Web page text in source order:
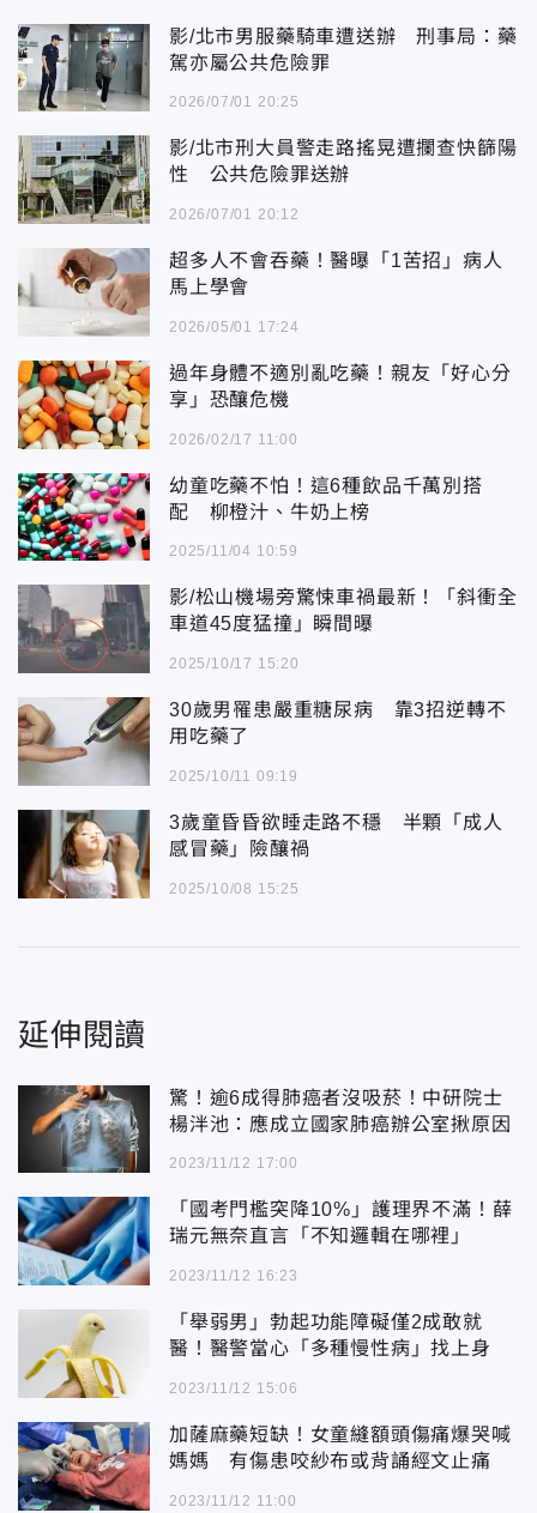
影/北市男服藥騎車遭送辦 刑事局：藥
駕亦屬公共危險罪
2026/07/01 20:25
影/北市刑大員警走路搖晃遭攔查快篩陽
性 公共危險罪送辦
2026/07/01 20:12
超多人不會吞藥！醫曝「1苦招」病人
馬上學會
2026/05/01 17:24
過年身體不適別亂吃藥！親友「好心分
享」恐釀危機
2026/02/17 11:00
幼童吃藥不怕！這6種飲品千萬別搭
配 柳橙汁、牛奶上榜
2025/11/04 10:59
影/松山機場旁驚悚車禍最新！「斜衝全
車道45度猛撞」瞬間曝
2025/10/17 15:20
30歲男罹患嚴重糖尿病 靠3招逆轉不
用吃藥了
2025/10/11 09:19
3歲童昏昏欲睡走路不穩 半顆「成人
感冒藥」險釀禍
2025/10/08 15:25
延伸閱讀
驚！逾6成得肺癌者沒吸菸！中研院士
楊泮池：應成立國家肺癌辦公室揪原因
2023/11/12 17:00
「國考門檻突降10%」護理界不滿！薛
瑞元無奈直言「不知邏輯在哪裡」
2023/11/12 16:23
「舉弱男」勃起功能障礙僅2成敢就
醫！醫警當心「多種慢性病」找上身
2023/11/12 15:06
加薩麻藥短缺！女童縫額頭傷痛爆哭喊
媽媽 有傷患咬紗布或背誦經文止痛
2023/11/12 11:00